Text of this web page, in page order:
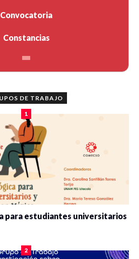
Convocatoria
Constancias
DE TRABAJO
1
para estudiantes universitarios
2